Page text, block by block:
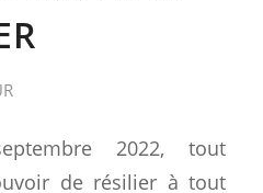
2022, tout
de résilier à tout